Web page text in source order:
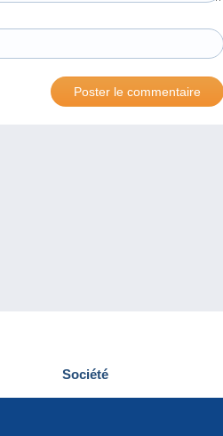
Société
Qui sommes-nous